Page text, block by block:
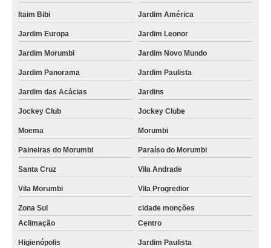
Itaim Bibi Jardim América
Jardim Europa Jardim Leonor
Jardim Morumbi Jardim Novo Mundo
Jardim Panorama Jardim Paulista
Jardim das Acácias Jardins
Jockey Club Jockey Clube
Moema Morumbi
Paineiras do Morumbi Paraíso do Morumbi
Santa Cruz Vila Andrade
Vila Morumbi Vila Progredior
Zona Sul
cidade monções
Aclimação
Centro
Higienópolis Jardim Paulista